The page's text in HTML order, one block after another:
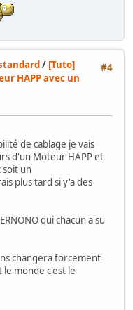
#4
/ [Tuto]
HAPP avec un
de cablage je vais
d'un Moteur HAPP et
soit un
plus tard si y'a des
qui chacun a su
changera forcement
monde c'est le